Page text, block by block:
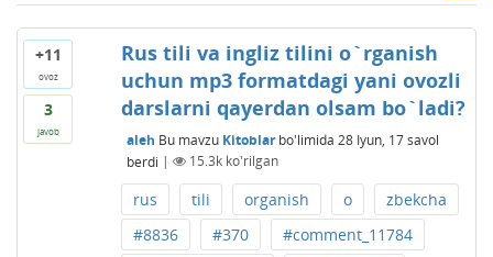
+11
ovoz
3
javob
Rus tili va ingliz tilini o`rganish
uchun mp3 formatdagi yani ovozli
darslarni qayerdan olsam bo`ladi?
aleh Bu mavzu Kitoblarbo'limida 28 Iyun, 17 savol
berdi | 15.3kko'rilgan
rus tili organish o
zbekcha
#8836
#370
#comment_11784